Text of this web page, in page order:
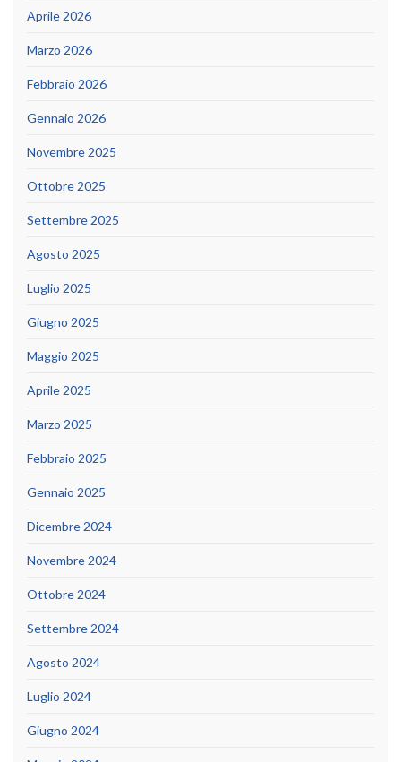
Aprile 2026
Marzo 2026
Febbraio 2026
Gennaio 2026
Novembre 2025
Ottobre 2025
Settembre 2025
Agosto 2025
Luglio 2025
Giugno 2025
Maggio 2025
Aprile 2025
Marzo 2025
Febbraio 2025
Gennaio 2025
Dicembre 2024
Novembre 2024
Ottobre 2024
Settembre 2024
Agosto 2024
Luglio 2024
Giugno 2024